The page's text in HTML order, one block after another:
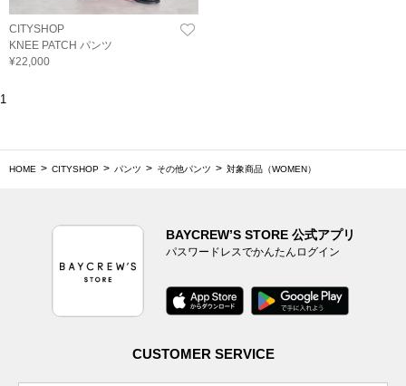
CITYSHOP
KNEE PATCH パンツ
¥22,000
1
HOME CITYSHOP パンツ その他パンツ 対象商品（WOMEN）
BAYCREW’S STORE 公式アプリ
パスワードレスでかんたんログイン
CUSTOMER SERVICE